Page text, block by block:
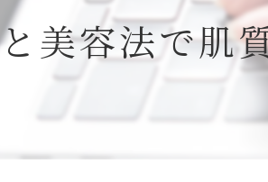
美容法で肌